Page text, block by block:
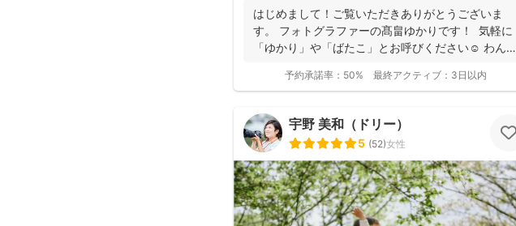
フォトの研修をしっかり受講され、ウェディング業界経
験もあり、赤ちゃんから大人まで安心してお写りいただ
けます♪
はじめまして！ご覧いただきありがとうございま
す。 フォトグラファーの髙畠ゆかりです！ 気軽に
「ゆかり」や「ばたこ」とお呼びください☺︎ わんぱ
予約承諾率： 50% 最終アクティブ： 3日以内
宇野 美和（ドリー）
5 (52)女性